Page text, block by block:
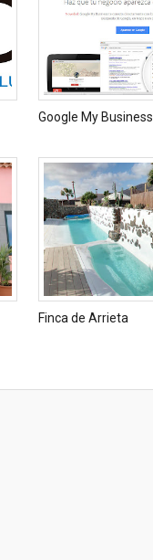
Google My Business
Finca de Arrieta